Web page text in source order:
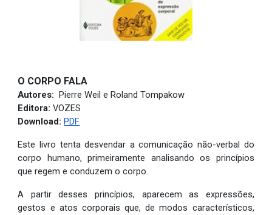
O CORPO FALA
Autores:
Pierre Weil e Roland Tompakow
Editora:VOZES
Download: PDF
Este livro tenta desvendar a comunicação não-verbal do
corpo humano, primeiramente analisando os princípios
que regem e conduzem o corpo.
A partir desses princípios, aparecem as expressões,
gestos e atos corporais que, de modos característicos,